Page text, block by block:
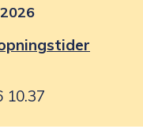
10.37